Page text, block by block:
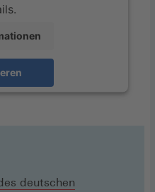
deutschen